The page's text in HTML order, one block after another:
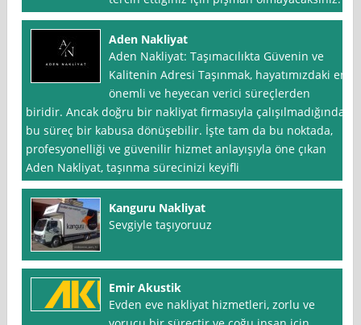
Aden Nakliyat
Aden Nakliyat: Taşımacılıkta Güvenin ve
Kalitenin Adresi Taşınmak, hayatımızdaki en
önemli ve heyecan verici süreçlerden
biridir. Ancak doğru bir nakliyat firmasıyla çalışılmadığında,
bu süreç bir kabusa dönüşebilir. İşte tam da bu noktada,
profesyonelliği ve güvenilir hizmet anlayışıyla öne çıkan
Aden Nakliyat, taşınma sürecinizi keyifli
Kanguru Nakliyat
Sevgiyle taşıyoruuz
Emir Akustik
Evden eve nakliyat hizmetleri, zorlu ve